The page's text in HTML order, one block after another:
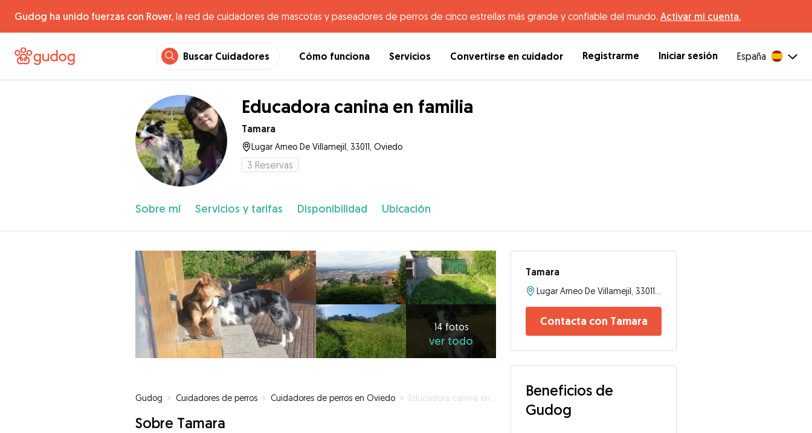
Gudog ha unido fuerzas con Rover, la red de cuidadores de mascotas y paseadores de perros de cinco estrellas más grande y confiable del mundo. Activar mi cuenta.
Buscar Cuidadores Cómo funciona Servicios Convertirse en cuidador Registrarme Iniciar sesión España
Educadora canina en familia
Tamara
Lugar Arneo De Villamejil, 33011, Oviedo
3 Reservas
Sobre mí Servicios y tarifas Disponibilidad Ubicación
14 fotos
ver todo
Gudog » Cuidadores de perros » Cuidadores de perros en Oviedo » Educadora canina en familia
Sobre Tamara
Tamara
Contacta con Tamara
Beneficios de
Gudog